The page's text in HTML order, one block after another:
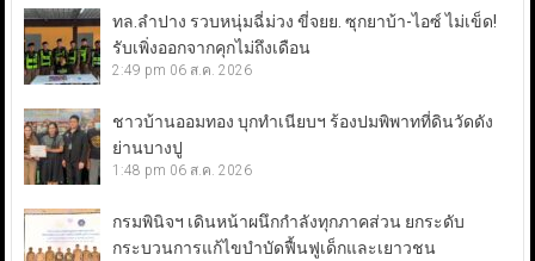
ทล.ลำปาง รวบหนุ่มฉี่ม่วง ขี่จยย. ซุกยาบ้า-ไอซ์ ไม่เข็ด!
รับเพิ่งออกจากคุกไม่ถึงเดือน
2:49 pm 06 ส.ค. 2026
ชาวบ้านออมทอง บุกทำเนียบฯ ร้องปมพิพาทที่ดินวัดดัง
ย่านบางปู
1:48 pm 06 ส.ค. 2026
กรมพินิจฯ เดินหน้าผนึกกำลังทุกภาคส่วน ยกระดับ
กระบวนการแก้ไขบำบัดฟื้นฟูเด็กและเยาวชน